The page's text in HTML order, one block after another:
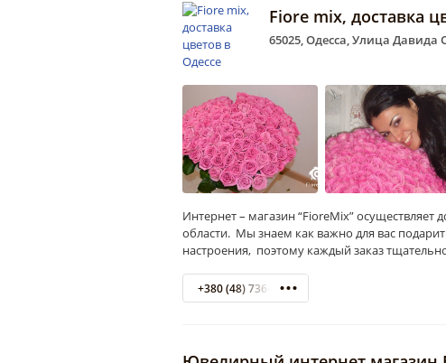
Fiore mix, доставка
65025, Одесса, Улица Давида
Интернет – магазин “FioreMix” осуществляет
области. Мы знаем как важно для вас
настроения, поэтому каждый заказ
+380 (48) 736-60-19